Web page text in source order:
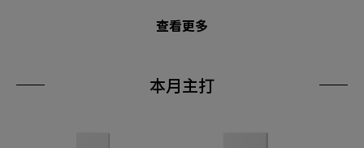
查看更多
本月主打